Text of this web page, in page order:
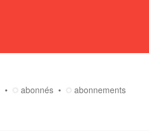
abonnés
abonnements